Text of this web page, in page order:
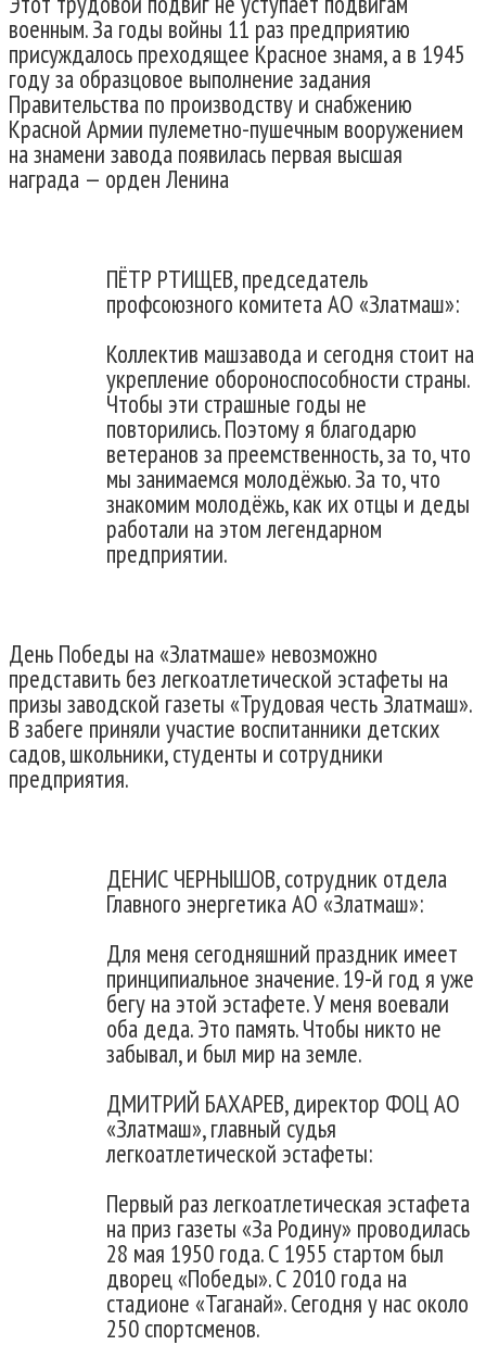
военным. За годы войны 11 раз предприятию
присуждалось преходящее Красное знамя, а в 1945
году за образцовое выполнение задания
Правительства по производству и снабжению
Красной Армии пулеметно-пушечным вооружением
на знамени завода появилась первая высшая
награда — орден Ленина
ПЁТР РТИЩЕВ, председатель
профсоюзного комитета АО «Златмаш»:
Коллектив машзавода и сегодня стоит на
укрепление обороноспособности страны.
Чтобы эти страшные годы не
повторились. Поэтому я благодарю
ветеранов за преемственность, за то, что
мы занимаемся молодёжью. За то, что
знакомим молодёжь, как их отцы и деды
работали на этом легендарном
предприятии.
День Победы на «Златмаше» невозможно
представить без легкоатлетической эстафеты на
призы заводской газеты «Трудовая честь Златмаш».
В забеге приняли участие воспитанники детских
садов, школьники, студенты и сотрудники
предприятия.
ДЕНИС ЧЕРНЫШОВ, сотрудник отдела
Главного энергетика АО «Златмаш»:
Для меня сегодняшний праздник имеет
принципиальное значение. 19-й год я уже
бегу на этой эстафете. У меня воевали
оба деда. Это память. Чтобы никто не
забывал, и был мир на земле.
ДМИТРИЙ БАХАРЕВ, директор ФОЦ АО
«Златмаш», главный судья
легкоатлетической эстафеты:
Первый раз легкоатлетическая эстафета
на приз газеты «За Родину» проводилась
28 мая 1950 года. С 1955 стартом был
дворец «Победы». С 2010 года на
стадионе «Таганай». Сегодня у нас около
250 спортсменов.